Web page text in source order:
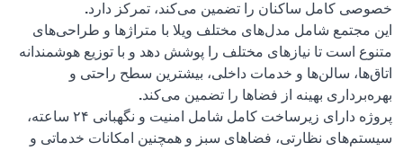
خصوصی کامل ساکنان را تضمین می‌کند، تمرکز دارد.
این مجتمع شامل مدل‌های مختلف ویلا با متراژها و طراحی‌های
متنوع است تا نیازهای مختلف را پوشش دهد و با توزیع هوشمندانه
اتاق‌ها، سالن‌ها و خدمات داخلی، بیشترین سطح راحتی و
بهره‌برداری بهینه از فضاها را تضمین می‌کند.
پروژه دارای زیرساخت کامل شامل امنیت و نگهبانی ۲۴ ساعته،
سیستم‌های نظارتی، فضاهای سبز و همچنین امکانات خدماتی و